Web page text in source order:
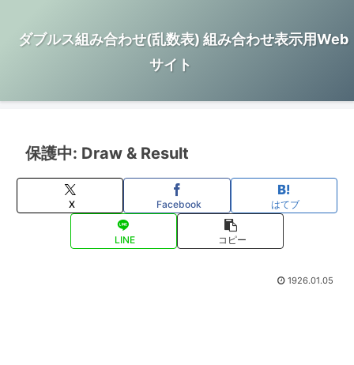
ダブルス組み合わせ(乱数表) 組み合わせ表示用Web
サイト
保護中: Draw & Result
X Facebook はてブ
LINE コピー
1926.01.05